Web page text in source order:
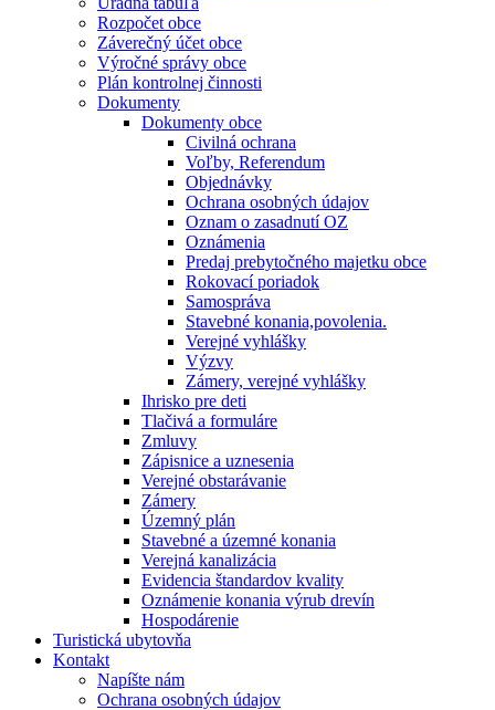
Rozpočet obce
Záverečný účet obce
Výročné správy obce
Plán kontrolnej činnosti
Dokumenty
Dokumenty obce
Civilná ochrana
Voľby, Referendum
Objednávky
Ochrana osobných údajov
Oznam o zasadnutí OZ
Oznámenia
Predaj prebytočného majetku obce
Rokovací poriadok
Samospráva
Stavebné konania,povolenia.
Verejné vyhlášky
Výzvy
Zámery, verejné vyhlášky
Ihrisko pre deti
Tlačivá a formuláre
Zmluvy
Zápisnice a uznesenia
Verejné obstarávanie
Zámery
Územný plán
Stavebné a územné konania
Verejná kanalizácia
Evidencia štandardov kvality
Oznámenie konania výrub drevín
Hospodárenie
Turistická ubytovňa
Kontakt
Napíšte nám
Ochrana osobných údajov